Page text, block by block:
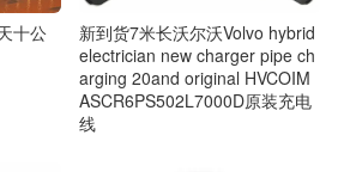
十公
新到货7米长沃尔沃Volvo hybrid
electrician new charger pipe ch
arging 20and original HVCOIM
ASCR6PS502L7000D原装充电
线